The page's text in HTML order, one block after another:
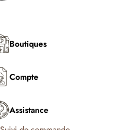
Boutiques
Compte
Assistance